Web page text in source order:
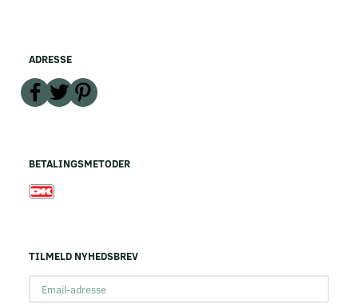
ADRESSE
BETALINGSMETODER
TILMELD NYHEDSBREV
adresse